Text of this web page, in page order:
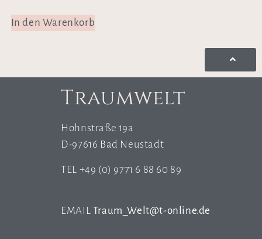
In den Warenkorb
Traumwelt
Hohnstraße 19a
D-97616 Bad Neustadt
TEL +49 (0) 9771 6 88 60 89
EMAIL Traum_Welt@t-online.de